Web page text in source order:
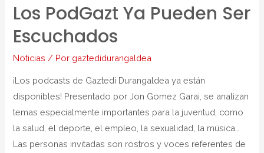
Los PodGazt Ya Pueden Ser
Escuchados
Noticias / Por gaztedidurangaldea
¡Los podcasts de Gaztedi Durangaldea ya están
disponibles! Presentado por Jon Gomez Garai, se analizan
temas especialmente importantes para la juventud, como
la salud, el deporte, el empleo, la sexualidad, la música…
Las personas invitadas son rostros y voces referentes de